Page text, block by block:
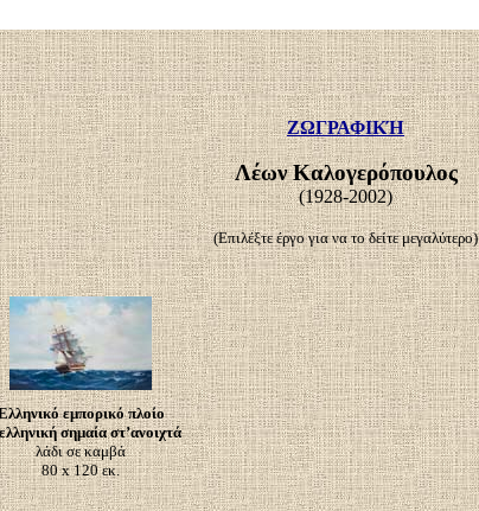
ΖΩΓΡΑΦΙΚΉ
Λέων Καλογερόπουλος
(1928-2002)
(Επιλέξτε έργο για να το δείτε μεγαλύτερο)
εμπορικό πλοίο
σημαία στ’ανοιχτά
λάδι σε καμβά
80 x 120 εκ.